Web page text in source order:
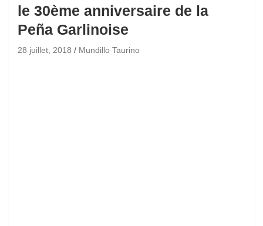
le 30ème anniversaire de la
Peña Garlinoise
28 juillet, 2018 Mundillo Taurino